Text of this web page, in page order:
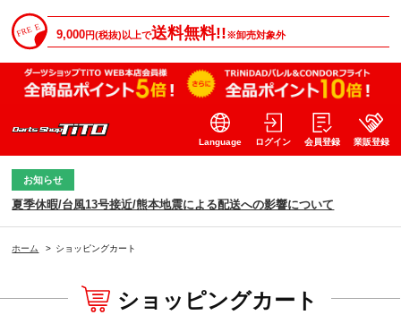
9,000円(税抜)以上で送料無料!!※卸売対象外
Language ログイン 会員登録 業販登録
お知らせ
夏季休暇/台風13号接近/熊本地震による配送への影響について
ホーム > ショッピングカート
ショッピングカート